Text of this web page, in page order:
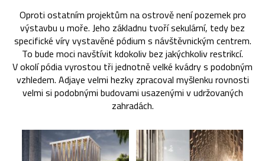
Oproti ostatním projektům na ostrově není pozemek pro
výstavbu u moře. Jeho základnu tvoří sekulární, tedy bez
specifické víry vystavěné pódium s návštěvnickým centrem.
To bude moci navštívit kdokoliv bez jakýchkoliv restrikcí.
V okolí pódia vyrostou tři jednotně velké kvádry s podobným
vzhledem. Adjaye velmi hezky zpracoval myšlenku rovnosti
velmi si podobnými budovami usazenými v udržovaných
zahradách.